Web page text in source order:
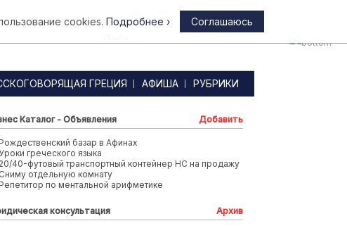
Афины
ГРЕЦИЯ АФИША РУБРИКИ
Каталог - Объявления Добавить
Рождественский базар в Афинах
Уроки греческого языка
20/40-футовый транспортный контейнер HC на продажу
Сниму отдельную комнату
Репетитор по ментальной арифметике
консультация Архив
cookies. Подробнее › Соглашаюсь